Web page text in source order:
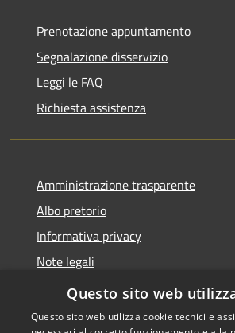
Prenotazione appuntamento
Segnalazione disservizio
Leggi le FAQ
Richiesta assistenza
Amministrazione trasparente
Albo pretorio
Informativa privacy
Note legali
Dichiarazione di accessibilità
Questo sito web
Questo sito web utilizza cookie tecnici e